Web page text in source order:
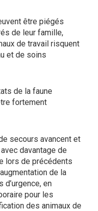
être piégés
de leur famille,
de travail risquent
et de soins
de la faune
fortement
secours avancent et
davantage de
lors de précédents
de la
en
pour les
des animaux de